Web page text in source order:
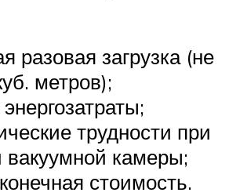
разовая загрузка (не
метров);
трудности при
вакуумной камеры;
стоимость.